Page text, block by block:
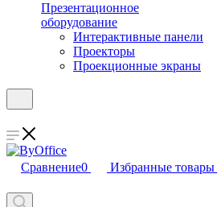
Презентационное
оборудование
Интерактивные панели
Проекторы
Проекционные экраны
Сравнение0 Избранные товары